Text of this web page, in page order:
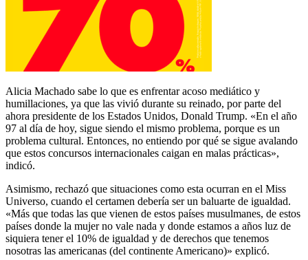
Alicia Machado sabe lo que es enfrentar acoso mediático y
humillaciones, ya que las vivió durante su reinado, por parte del
ahora presidente de los Estados Unidos, Donald Trump. «En el año
97 al día de hoy, sigue siendo el mismo problema, porque es un
problema cultural. Entonces, no entiendo por qué se sigue avalando
que estos concursos internacionales caigan en malas prácticas»,
indicó.
Asimismo, rechazó que situaciones como esta ocurran en el Miss
Universo, cuando el certamen debería ser un baluarte de igualdad.
«Más que todas las que vienen de estos países musulmanes, de estos
países donde la mujer no vale nada y donde estamos a años luz de
siquiera tener el 10% de igualdad y de derechos que tenemos
nosotras las americanas (del continente Americano)» explicó.